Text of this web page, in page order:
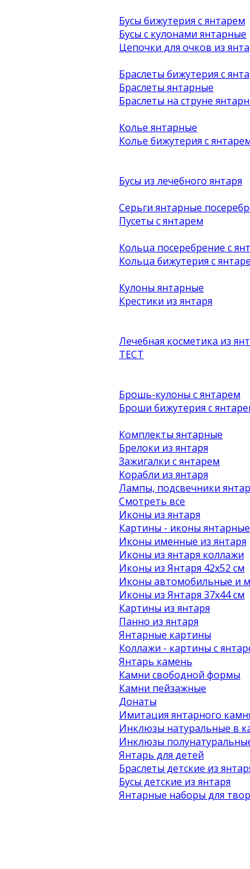
Бусы бижутерия с янтарем
Бусы с кулонами янтарные
Цепочки для очков из
Браслеты бижутерия с
Браслеты янтарные
Браслеты на струне
Колье янтарные
Колье бижутерия с
Бусы из лечебного янтаря
Серьги янтарные
Пусеты с янтарем
Кольца посеребрение с
Кольца бижутерия с
Кулоны янтарные
Крестики из янтаря
Лечебная косметика из
ТЕСТ
Брошь-кулоны с янтарем
Броши бижутерия с
Комплекты янтарные
Брелоки из янтаря
Зажигалки с янтарем
Корабли из янтаря
Лампы, подсвечники
Смотреть все
Иконы из янтаря
Картины - иконы янтарные
Иконы именные из янтаря
Иконы из янтаря коллажи
Иконы из Янтаря 42х52 см
Иконы автомобильные и
Иконы из Янтаря 37х44 см
Картины из янтаря
Панно из янтаря
Янтарные картины
Коллажи - картины с
Янтарь камень
Камни свободной формы
Камни пейзажные
Донаты
Имитация янтарного
Инклюзы натуральные в
Инклюзы
Янтарь для детей
Браслеты детские из
Бусы детские из янтаря
Янтарные наборы для